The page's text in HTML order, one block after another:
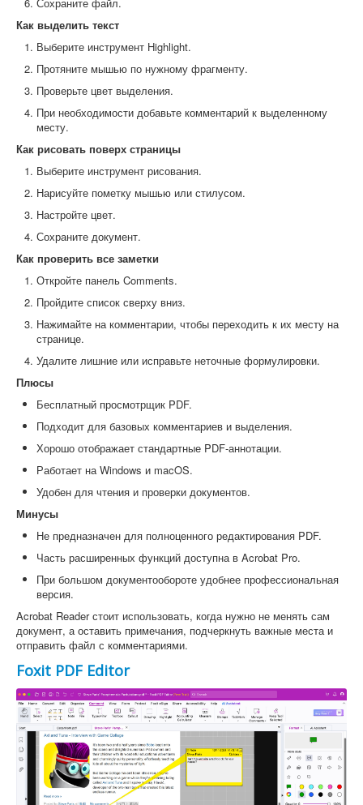
Как выделить текст
Выберите инструмент Highlight.
Протяните мышью по нужному фрагменту.
Проверьте цвет выделения.
При необходимости добавьте комментарий к выделенному
месту.
Как рисовать поверх страницы
Выберите инструмент рисования.
Нарисуйте пометку мышью или стилусом.
Настройте цвет.
Сохраните документ.
Как проверить все заметки
Откройте панель Comments.
Пройдите список сверху вниз.
Нажимайте на комментарии, чтобы переходить к их месту на
странице.
Удалите лишние или исправьте неточные формулировки.
Плюсы
Бесплатный просмотрщик PDF.
Подходит для базовых комментариев и выделения.
Хорошо отображает стандартные PDF-аннотации.
Работает на Windows и macOS.
Удобен для чтения и проверки документов.
Минусы
Не предназначен для полноценного редактирования PDF.
Часть расширенных функций доступна в Acrobat Pro.
При большом документообороте удобнее профессиональная
версия.
Acrobat Reader стоит использовать, когда нужно не менять сам
документ, а оставить примечания, подчеркнуть важные места и
отправить файл с комментариями.
Foxit PDF Editor